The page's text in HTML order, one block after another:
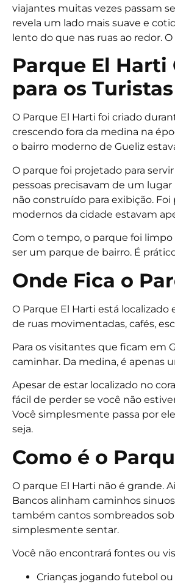
viajantes muitas vezes passam
revela um lado mais suave e
lento do que nas ruas ao redor.
Parque El Harti
para os Turistas
O Parque El Harti foi criado
crescendo fora da medina na
o bairro moderno de Gueliz
O parque foi projetado para
pessoas precisavam de um lugar
não construído para exibição.
modernos da cidade estavam
Com o tempo, o parque foi
ser um parque de bairro. É
Onde Fica o
O Parque El Harti está
de ruas movimentadas, cafés,
Para os visitantes que ficam em
caminhar. Da medina, é apenas
Apesar de estar localizado no
fácil de perder se você não
Você simplesmente passa por
seja.
Como é o
O parque El Harti não é grande.
Bancos alinham caminhos
também cantos sombreados sob
simplesmente sentar.
Você não encontrará fontes ou
Crianças jogando futebol